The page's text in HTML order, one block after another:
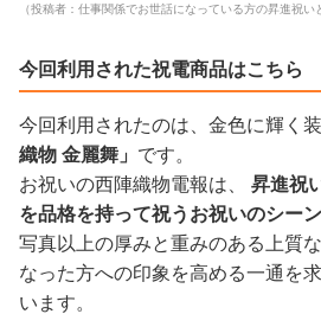
（投稿者：仕事関係でお世話になっている方の昇進祝い
今回利用された祝電商品はこちら
今回利用されたのは、金色に輝く
織物 金麗舞」 です。
お祝いの西陣織物電報は、 昇進祝
を品格を持って祝うお祝いのシーン
写真以上の厚みと重みのある上質
なった方への印象を高める一通を
います。